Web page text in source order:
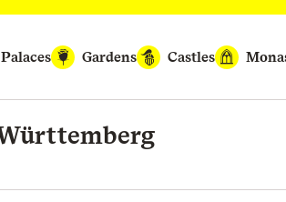
Palaces
Gardens Castles